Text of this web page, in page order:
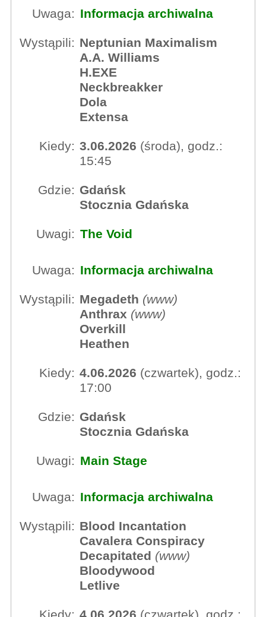
Uwaga: Informacja archiwalna
Wystąpili: Neptunian Maximalism
A.A. Williams
H.EXE
Neckbreakker
Dola
Extensa
Kiedy: 3.06.2026 (środa), godz.:
15:45
Gdzie: Gdańsk
Stocznia Gdańska
Uwagi: The Void
Uwaga: Informacja archiwalna
Wystąpili: Megadeth (www)
Anthrax (www)
Overkill
Heathen
Kiedy: 4.06.2026 (czwartek), godz.:
17:00
Gdzie: Gdańsk
Stocznia Gdańska
Uwagi: Main Stage
Uwaga: Informacja archiwalna
Wystąpili: Blood Incantation
Cavalera Conspiracy
Decapitated (www)
Bloodywood
Letlive